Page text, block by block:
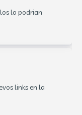
lo podrian
links en la